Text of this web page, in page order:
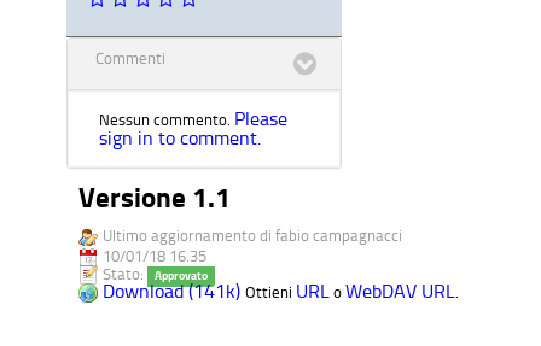
Commenti
Nessun commento. Please
sign in to comment.
Versione 1.1
Ultimo aggiornamento di fabio campagnacci
10/01/18 16.35
Stato:
Approvato
Download (141k) Ottieni URL o WebDAV URL.